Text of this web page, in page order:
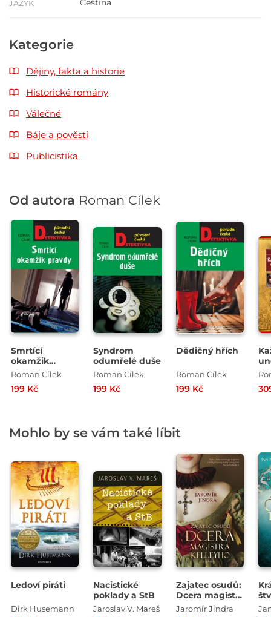
JAZYK Čeština
Kategorie
Dějiny, fakta a historie
Historické romány
Válečné
Báje a pověsti
Publicistika
Od autora Roman Cílek
Smrtící
okamžik
pravdy
Roman Cílek
199 Kč
Syndrom
odumřelé duše
Roman Cílek
199 Kč
Dědičný hřích
Roman Cílek
199 Kč
Mohlo by se vám také líbit
Ledoví piráti
Dirk Husemann
Nacistické
poklady a StB
Jaroslav V. Mareš
Zajatec osudů:
Dcera magistra
Kelleyho
Jaromír Jindra